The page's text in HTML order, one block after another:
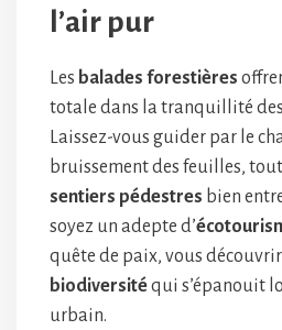
l’air pur
Les balades forestières
totale dans la tranquillité des
Laissez-vous guider par le
bruissement des feuilles,
sentiers pédestres bien
soyez un adepte d’
quête de paix, vous
biodiversitéqui s’épanouit
urbain.